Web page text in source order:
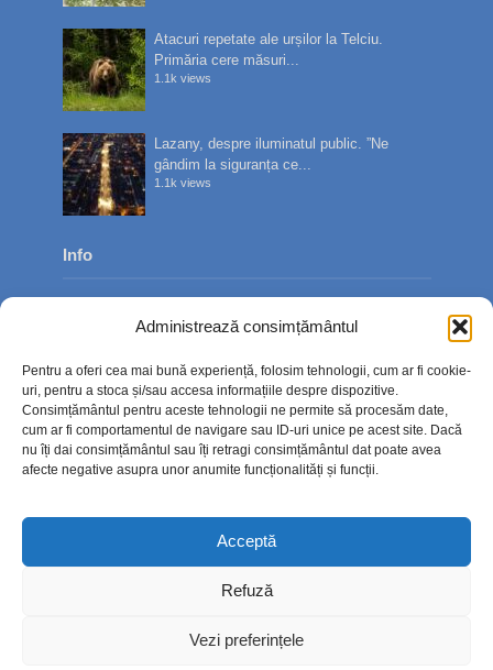
Administrează consimțământul
Pentru a oferi cea mai bună experiență, folosim tehnologii, cum ar fi cookie-
uri, pentru a stoca și/sau accesa informațiile despre dispozitive.
Consimțământul pentru aceste tehnologii ne permite să procesăm date,
cum ar fi comportamentul de navigare sau ID-uri unice pe acest site. Dacă
nu îți dai consimțământul sau îți retragi consimțământul dat poate avea
afecte negative asupra unor anumite funcționalități și funcții.
Acceptă
Refuză
Vezi preferințele
Atacuri repetate ale urșilor la Telciu.
Primăria cere măsuri...
1.1k views
Lazany, despre iluminatul public. ”Ne
gândim la siguranța ce...
1.1k views
Info
Contact
Politica de confidențialitate
Politică cookie-uri (UE)